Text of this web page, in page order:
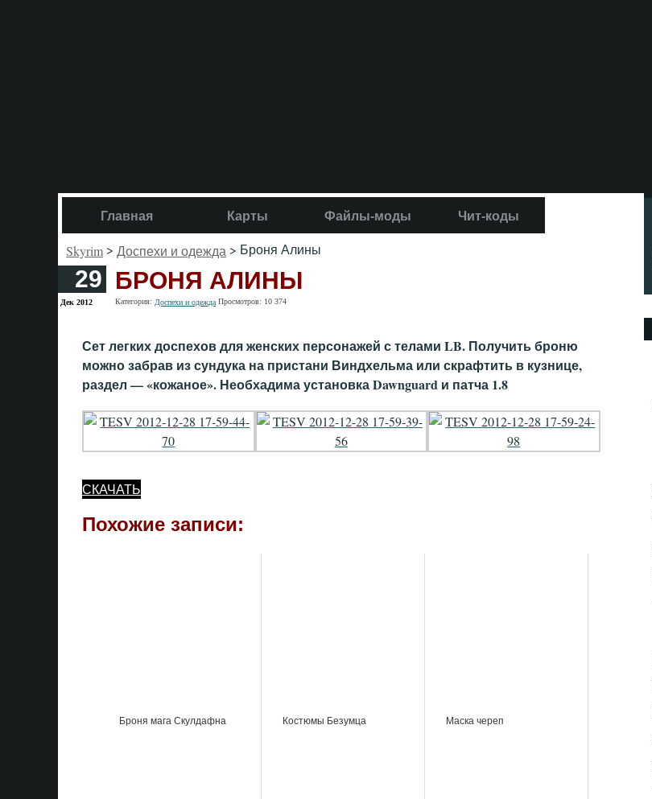
Главная Карты Файлы-моды Чит-коды
Skyrim > Доспехи и одежда > Броня Алины
29
Дек 2012
БРОНЯ АЛИНЫ
Категория: Доспехи и одежда Просмотров: 10 374
Сет легких доспехов для женских персонажей с телами LB. Получить броню
можно забрав из сундука на пристани Виндхельма или скрафтить в кузнице,
раздел — «кожаное». Необхадима установка Dawnguard и патча 1.8
СКАЧАТЬ
Похожие записи:
Броня мага Скулдафна Костюмы Безумца Маска череп